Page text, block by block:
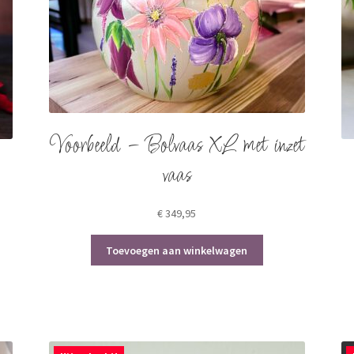
Voorbeeld – Bolvaas XL met inzet
vaas
€349,95
Toevoegen aan winkelwagen